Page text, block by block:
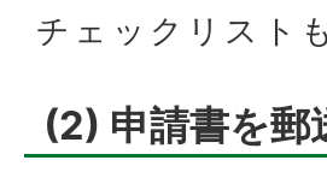
チェックリスト
(2) 申請書を郵